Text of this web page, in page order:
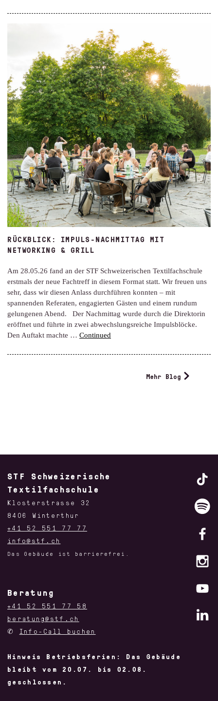
RÜCKBLICK: IMPULS-NACHMITTAG MIT
NETWORKING & GRILL
Am 28.05.26 fand an der STF Schweizerischen Textilfachschule
erstmals der neue Fachtreff in diesem Format statt. Wir freuen uns
sehr, dass wir diesen Anlass durchführen konnten – mit
spannenden Referaten, engagierten Gästen und einem rundum
gelungenen Abend. Der Nachmittag wurde durch die Direktorin
eröffnet und führte in zwei abwechslungsreiche Impulsblöcke.
Den Auftakt machte … Continued
Mehr Blog
STF Schweizerische
Textilfachschule
Klosterstrasse 32
8406 Winterthur
+41 52 551 77 77
info@stf.ch
Das Gebäude ist barrierefrei.
Beratung
+41 52 551 77 58
beratung@stf.ch
✆ Info-Call buchen
Hinweis Betriebsferien: Das Gebäude
bleibt vom 20.07. bis 02.08.
geschlossen.